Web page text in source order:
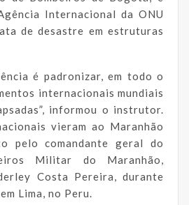
Internacional da ONU
de desastre em estruturas
é padronizar, em todo o
internacionais mundiais
informou o instrutor.
vieram ao Maranhão
pelo comandante geral do
Militar do Maranhão,
Costa Pereira, durante
Lima, no Peru.